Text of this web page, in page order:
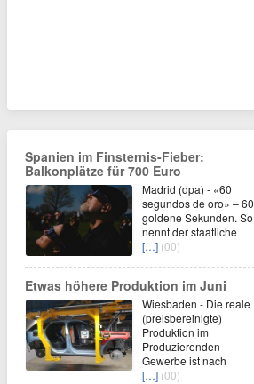
Spanien im Finsternis-Fieber:
Balkonplätze für 700 Euro
Madrid (dpa) - «60
segundos de oro» – 60
goldene Sekunden. So
nennt der staatliche
[…] (00)
Etwas höhere Produktion im Juni
Wiesbaden - Die reale
(preisbereinigte)
Produktion im
Produzierenden
Gewerbe ist nach
[…] (00)